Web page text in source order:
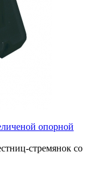
опорной
стремянок со